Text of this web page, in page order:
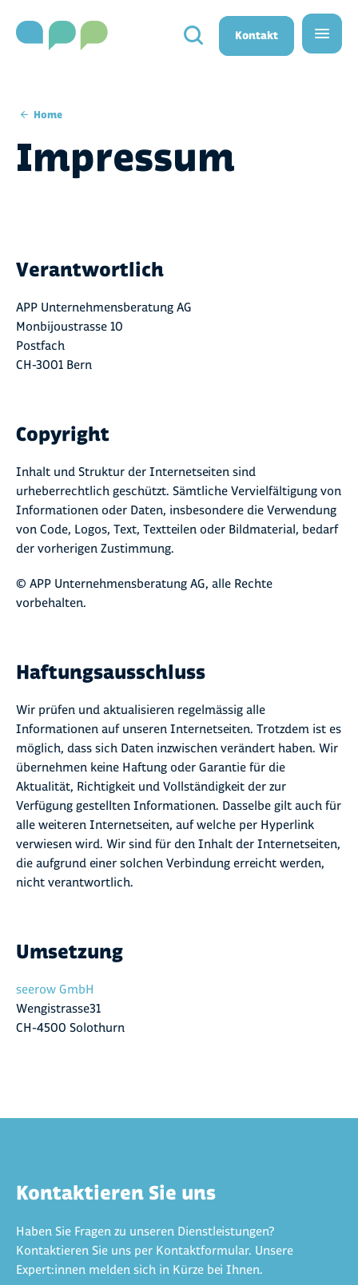
Kontakt
Home
Impressum
Verantwortlich
APP Unternehmensberatung AG
Monbijoustrasse 10
Postfach
CH-3001 Bern
Copyright
Inhalt und Struktur der Internetseiten sind
urheberrechtlich geschützt. Sämtliche Vervielfältigung von
Informationen oder Daten, insbesondere die Verwendung
von Code, Logos, Text, Textteilen oder Bildmaterial, bedarf
der vorherigen Zustimmung.
© APP Unternehmensberatung AG, alle Rechte
vorbehalten.
Haftungsausschluss
Wir prüfen und aktualisieren regelmässig alle
Informationen auf unseren Internetseiten. Trotzdem ist es
möglich, dass sich Daten inzwischen verändert haben. Wir
übernehmen keine Haftung oder Garantie für die
Aktualität, Richtigkeit und Vollständigkeit der zur
Verfügung gestellten Informationen. Dasselbe gilt auch für
alle weiteren Internetseiten, auf welche per Hyperlink
verwiesen wird. Wir sind für den Inhalt der Internetseiten,
die aufgrund einer solchen Verbindung erreicht werden,
nicht verantwortlich.
Umsetzung
seerow GmbH
Wengistrasse31
CH-4500 Solothurn
Kontaktieren Sie uns
Haben Sie Fragen zu unseren Dienstleistungen?
Kontaktieren Sie uns per Kontaktformular. Unsere
Expert:innen melden sich in Kürze bei Ihnen.